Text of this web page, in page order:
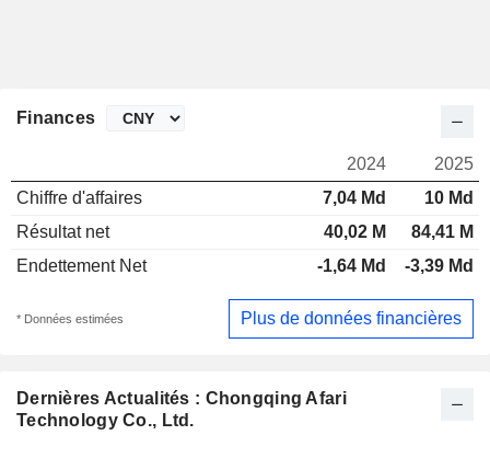
Dernières Actualités : Chongqing Afari
Technology Co., Ltd.
Finances
2024
2025
Chiffre d'affaires
7,04 Md
10 Md
Résultat net
40,02 M
84,41 M
Endettement Net
-1,64 Md -3,39 Md
* Données estimées Plus de données financières